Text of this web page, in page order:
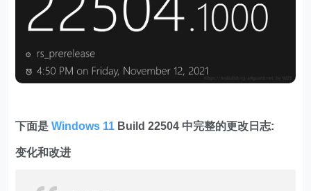
下面是Windows 11 Build 22504 中完整的更改日志:
变化和改进